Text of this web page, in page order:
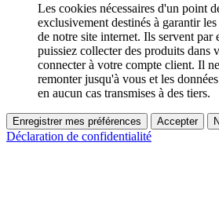
Les cookies nécessaires d'un point
exclusivement destinés à garantir
de notre site internet. Ils servent par
puissiez collecter des produits dans
connecter à votre compte client. Il
remonter jusqu'à vous et les
en aucun cas transmises à des tiers.
Enregistrer mes préférences Accepter
Déclaration de confidentialité